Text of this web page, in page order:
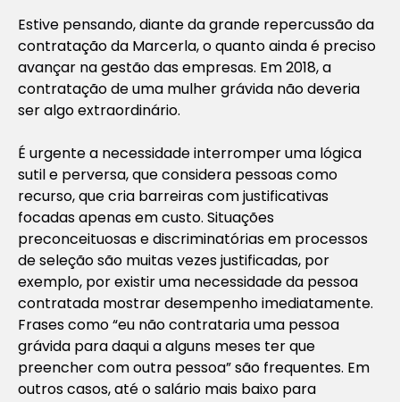
Estive pensando, diante da grande repercussão da
contratação da Marcerla, o quanto ainda é preciso
avançar na gestão das empresas. Em 2018, a
contratação de uma mulher grávida não deveria
ser algo extraordinário.
É urgente a necessidade interromper uma lógica
sutil e perversa, que considera pessoas como
recurso, que cria barreiras com justificativas
focadas apenas em custo. Situações
preconceituosas e discriminatórias em processos
de seleção são muitas vezes justificadas, por
exemplo, por existir uma necessidade da pessoa
contratada mostrar desempenho imediatamente.
Frases como “eu não contrataria uma pessoa
grávida para daqui a alguns meses ter que
preencher com outra pessoa” são frequentes. Em
outros casos, até o salário mais baixo para